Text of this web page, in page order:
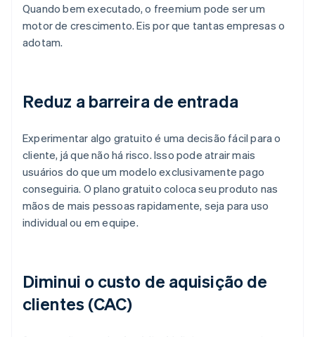
Quando bem executado, o freemium pode ser um
motor de crescimento. Eis por que tantas empresas o
adotam.
Reduz a barreira de entrada
Experimentar algo gratuito é uma decisão fácil para o
cliente, já que não há risco. Isso pode atrair mais
usuários do que um modelo exclusivamente pago
conseguiria. O plano gratuito coloca seu produto nas
mãos de mais pessoas rapidamente, seja para uso
individual ou em equipe.
Diminui o custo de aquisição de
clientes (CAC)